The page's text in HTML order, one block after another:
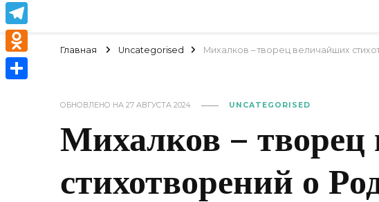
Главная Uncategorised Михалков – творец величайших
ОБНОВЛЕНО НА 27 АВГУСТА 2024 UNCATEGORISED
Михалков –
стихотворений о
WhatsApp
Telegram
Odnoklassniki